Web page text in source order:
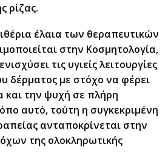
ρίζας.
έλαια των θεραπευτικών
στην Κοσμητολογία,
τις υγιείς λειτουργίες
δέρματος με στόχο να φέρει
την ψυχή σε πλήρη
αυτό, τούτη η συγκεκριμένη
ανταποκρίνεται στην
της ολοκληρωτικής